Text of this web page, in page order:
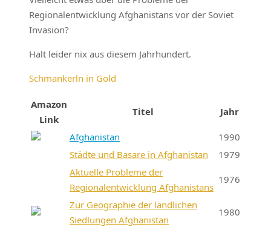
Regionalentwicklung Afghanistans vor der Soviet
Invasion?
Halt leider nix aus diesem Jahrhundert.
Schmankerln in Gold
Amazon
Link
Titel Jahr
Afghanistan
1990
Städte und Basare in Afghanistan
1979
Aktuelle Probleme der
Regionalentwicklung Afghanistans
1976
Zur Geographie der ländlichen
Siedlungen Afghanistan
1980